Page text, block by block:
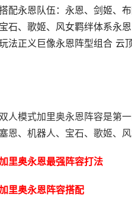
配永恩队伍：永恩、剑姬、
石、歌姬、风女羁绊体系永
法正义巨像永恩阵型组合 云
人模式加里奥永恩阵容是第
恩、机器人、宝石、歌姬、风
里奥永恩最强阵容打法
里奥永恩阵容搭配